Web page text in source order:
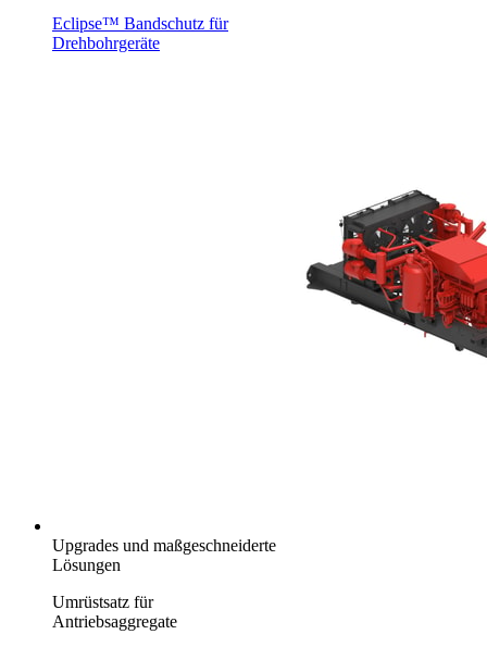
Eclipse™ Bandschutz für
Drehbohrgeräte
Upgrades und maßgeschneiderte
Lösungen
Umrüstsatz für
Antriebsaggregate